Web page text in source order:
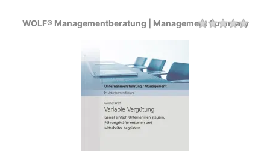
WOLF® Managementberatung | Management Summary
Rating 1 star
2
3
4
5